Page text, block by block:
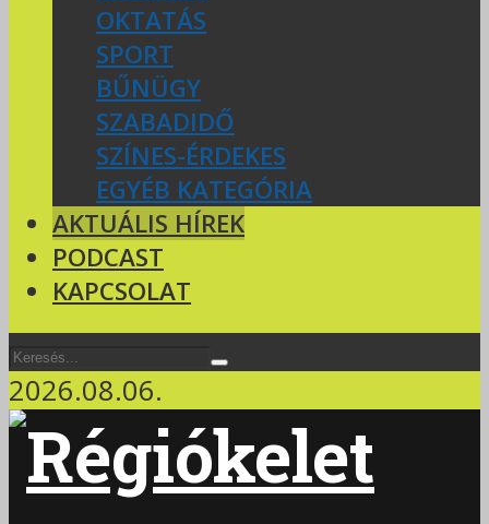
OKTATÁS
SPORT
BŰNÜGY
SZABADIDŐ
SZÍNES-ÉRDEKES
EGYÉB KATEGÓRIA
AKTUÁLIS HÍREK
PODCAST
KAPCSOLAT
2026.08.06.